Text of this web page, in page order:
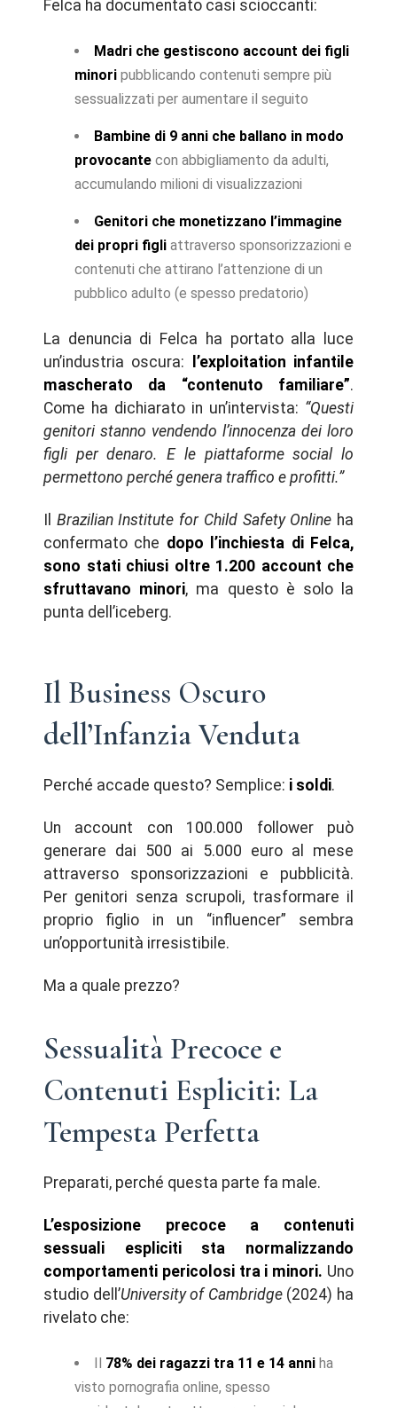
Felca ha documentato casi scioccanti:
Madri che gestiscono account dei figli
minori pubblicando contenuti sempre più
sessualizzati per aumentare il seguito
Bambine di 9 anni che ballano in modo
provocante con abbigliamento da adulti,
accumulando milioni di visualizzazioni
Genitori che monetizzano l’immagine
dei propri figli attraverso sponsorizzazioni e
contenuti che attirano l’attenzione di un
pubblico adulto (e spesso predatorio)
La denuncia di Felca ha portato alla luce
un’industria oscura:
l’exploitation infantile
mascherato da “contenuto familiare”.
Come ha dichiarato in un’intervista: “Questi
genitori stanno vendendo l’innocenza dei loro
figli per denaro. E le piattaforme social lo
permettono perché genera traffico e profitti.”
Brazilian Institute for Child Safety Online ha
confermato che dopo l’inchiesta di Felca,
sono stati chiusi oltre 1.200 account che
sfruttavano minori, ma questo è solo la
punta dell’iceberg.
Il Business Oscuro
dell’Infanzia Venduta
Perché accade questo? Semplice: i soldi.
Un account con 100.000 follower può
generare dai 500 ai 5.000 euro al mese
attraverso sponsorizzazioni e pubblicità.
Per genitori senza scrupoli, trasformare il
proprio figlio in un “influencer” sembra
un’opportunità irresistibile.
Ma a quale prezzo?
Sessualità Precoce e
Contenuti Espliciti: La
Tempesta Perfetta
Preparati, perché questa parte fa male.
L’esposizione precoce a contenuti
sessuali espliciti sta normalizzando
comportamenti pericolosi tra i minori. Uno
studio dell’University of Cambridge(2024) ha
rivelato che:
78% dei ragazzi tra 11 e 14 anni ha
visto pornografia online, spesso